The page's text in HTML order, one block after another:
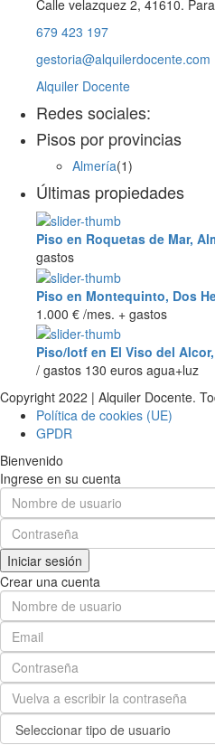
Calle velazquez 2, 41610.
679 423 197
gestoria@alquilerdocente.com
Alquiler Docente
Redes sociales:
Pisos por provincias
Almería(1)
Últimas propiedades
Piso en Roquetas de Mar,
gastos
Piso en Montequinto, Dos
1.000 € /mes. + gastos
Piso/lotf en El Viso del Alcor,
/ gastos 130 euros agua+luz
Copyright 2022 | Alquiler Docente.
Política de cookies (UE)
GPDR
Bienvenido
Ingrese en su cuenta
Iniciar sesión
Crear una cuenta